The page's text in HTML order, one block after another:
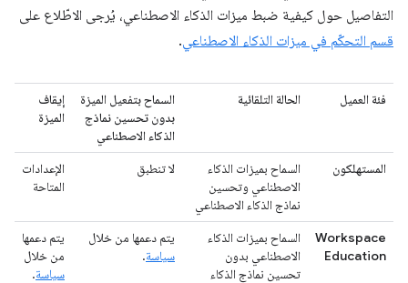
التفاصيل حول كيفية ضبط ميزات الذكاء الاصطناعي، يُرجى الاطّلاع على
قسم التحكّم في ميزات الذكاء الاصطناعي.
فئة العميل الحالة التلقائية
السماح بتفعيل الميزة
بدون تحسين نماذج
الذكاء الاصطناعي
إيقاف
الميزة
المستهلكون
السماح بميزات الذكاء
الاصطناعي وتحسين
نماذج الذكاء الاصطناعي
لا تنطبق
الإعدادات
المتاحة
Workspace
Education
السماح بميزات الذكاء
الاصطناعي بدون
تحسين نماذج الذكاء
يتم دعمها من خلال
سياسة.
يتم دعمها
من خلال
سياسة.